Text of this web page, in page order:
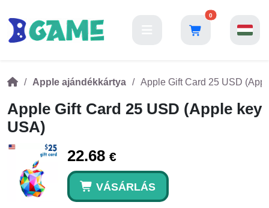
0
Apple ajándékkártya Apple Gift Card 25 USD
Apple Gift Card 25 USD (Apple key
USA)
22.68 €
VÁSÁRLÁS